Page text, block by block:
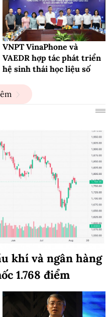
VNPT VinaPhone và
VAEDR hợp tác phát triển
hệ sinh thái học liệu số
khí và ngân hàng
1.768 điểm